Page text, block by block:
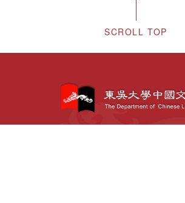
SCROLL TOP